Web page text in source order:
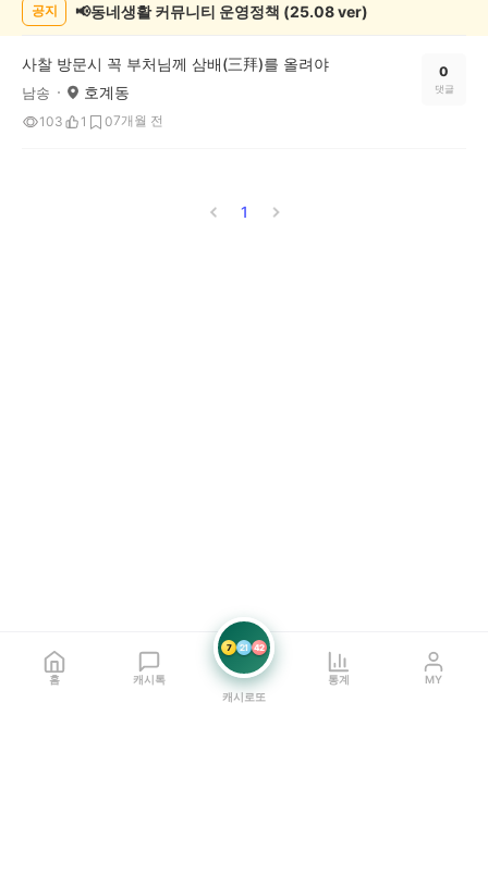
목
공지 📢동네생활 커뮤니티 운영정책 (25.08 ver)
사찰 방문시 꼭 부처님께 삼배(三拜)를 올려야
남송 호계동
103 1 07개월 전
0
댓글
1
홈 캐시톡
7 21 42
캐시로또
통계 MY